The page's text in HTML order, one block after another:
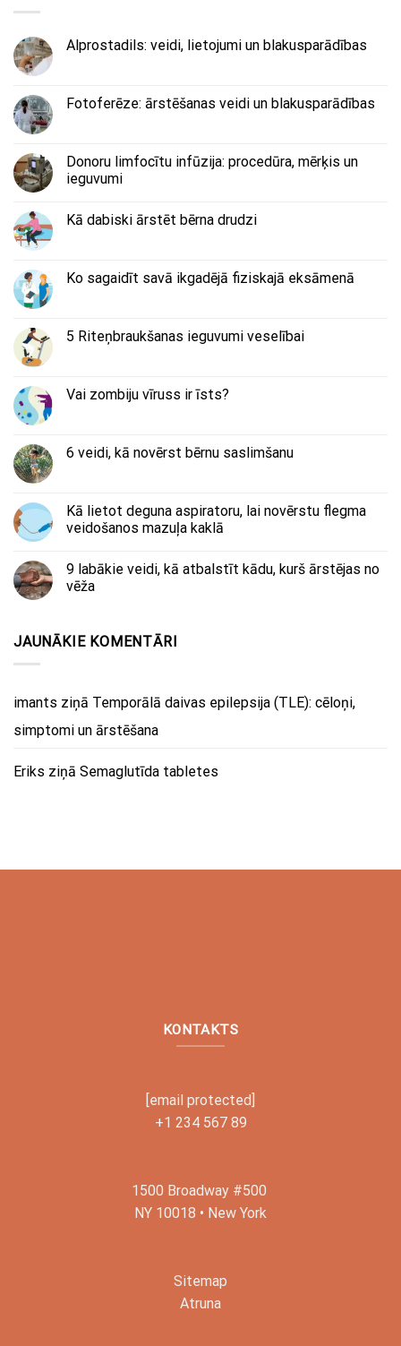
Alprostadils: veidi, lietojumi un blakusparādības
Fotoferēze: ārstēšanas veidi un blakusparādības
Donoru limfocītu infūzija: procedūra, mērķis un
ieguvumi
Kā dabiski ārstēt bērna drudzi
Ko sagaidīt savā ikgadējā fiziskajā eksāmenā
5 Riteņbraukšanas ieguvumi veselībai
Vai zombiju vīruss ir īsts?
6 veidi, kā novērst bērnu saslimšanu
Kā lietot deguna aspiratoru, lai novērstu flegma
veidošanos mazuļa kaklā
9 labākie veidi, kā atbalstīt kādu, kurš ārstējas no
vēža
JAUNĀKIE KOMENTĀRI
imants ziņā Temporālā daivas epilepsija (TLE): cēloņi,
simptomi un ārstēšana
Eriks ziņā Semaglutīda tabletes
KONTAKTS
[email protected]
+1 234 567 89
1500 Broadway #500
NY 10018 • New York
Sitemap
Atruna